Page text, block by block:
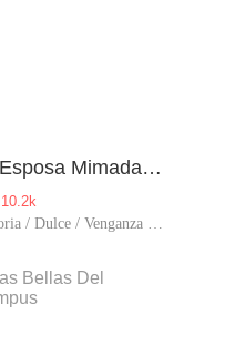
La Esposa Mimada del Príncipe
10.2k
Historia / Dulce / Venganza / Renacimiento / Amor tras matrimonio / Príncipe